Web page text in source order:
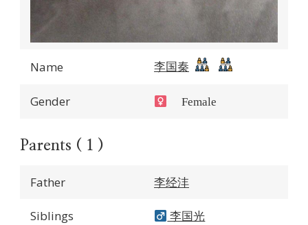
Name 李国秦
Gender Female
Parents ( 1 )
Father 李经沣
Siblings
李国光